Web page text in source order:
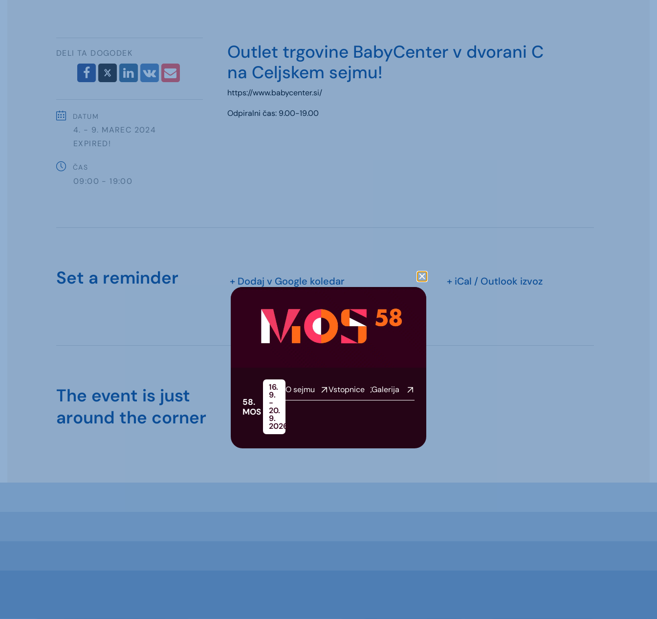
DELI TA DOGODEK
DATUM
4. - 9. MAREC 2024
EXPIRED!
ČAS
09:00 - 19:00
Outlet trgovine BabyCenter v dvorani C
na Celjskem sejmu!
https://www.babycenter.si/
Odpiralni čas: 9.00-19.00
Set a reminder + Dodaj v Google koledar + iCal / Outlook izvoz
The event is just
around the corner
58.
MOS
16.
9.
-
20.
9.
2026
O sejmu Vstopnice Galerija